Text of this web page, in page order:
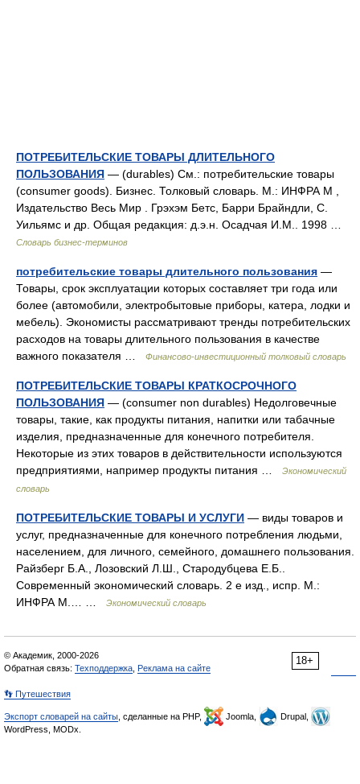
ПОТРЕБИТЕЛЬСКИЕ ТОВАРЫ ДЛИТЕЛЬНОГО
ПОЛЬЗОВАНИЯ — (durables) См.: потребительские товары
(consumer goods). Бизнес. Толковый словарь. М.: ИНФРА М ,
Издательство Весь Мир . Грэхэм Бетс, Барри Брайндли, С.
Уильямс и др. Общая редакция: д.э.н. Осадчая И.М.. 1998 …
Словарь бизнес-терминов
потребительские товары длительного пользования —
Товары, срок эксплуатации которых составляет три года или
более (автомобили, электробытовые приборы, катера, лодки и
мебель). Экономисты рассматривают тренды потребительских
расходов на товары длительного пользования в качестве
важного показателя …
Финансово-инвестиционный толковый словарь
ПОТРЕБИТЕЛЬСКИЕ ТОВАРЫ КРАТКОСРОЧНОГО
ПОЛЬЗОВАНИЯ — (consumer non durables) Недолговечные
товары, такие, как продукты питания, напитки или табачные
изделия, предназначенные для конечного потребителя.
Некоторые из этих товаров в действительности используются
предприятиями, например продукты питания …
Экономический
словарь
ПОТРЕБИТЕЛЬСКИЕ ТОВАРЫ И УСЛУГИ — виды товаров и
услуг, предназначенные для конечного потребления людьми,
населением, для личного, семейного, домашнего пользования.
Райзберг Б.А., Лозовский Л.Ш., Стародубцева Е.Б..
Современный экономический словарь. 2 е изд., испр. М.:
ИНФРА М.… …
Экономический словарь
18+
© Академик, 2000-2026
Обратная связь: Техподдержка Реклама на сайте
👣 Путешествия
Экспорт словарей на сайты , сделанные на PHP, Joomla,
Drupal,
WordPress, MODx.